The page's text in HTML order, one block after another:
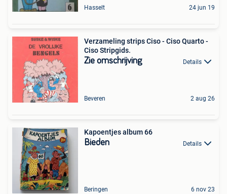
Hasselt 24 jun 19
Verzameling strips Ciso - Ciso Quarto -
Ciso Stripgids.
Zie omschrijving Details
Beveren 2 aug 26
Kapoentjes album 66
Bieden Details
Beringen 6 nov 23